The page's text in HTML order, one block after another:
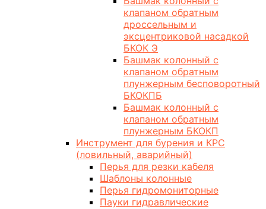
клапаном обратным
дроссельным и
эксцентриковой насадкой
БКОК Э
Башмак колонный с
клапаном обратным
плунжерным бесповоротный
БКОКПБ
Башмак колонный с
клапаном обратным
плунжерным БКОКП
Инструмент для бурения и КРС
(ловильный, аварийный)
Перья для резки кабеля
Шаблоны колонные
Перья гидромониторные
Пауки гидравлические